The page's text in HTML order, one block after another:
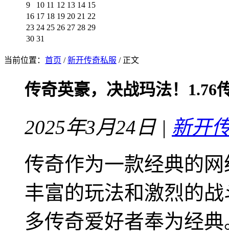
9
10 11 12 13 14 15
16 17 18 19 20 21 22
23 24 25 26 27 28 29
30 31
当前位置： 首页 /新开传奇私服 / 正文
传奇英豪，决战玛法！1.76
2025年3月24日 | 新开
传奇作为一款经典的
丰富的玩法和激烈的
多传奇爱好者奉为经